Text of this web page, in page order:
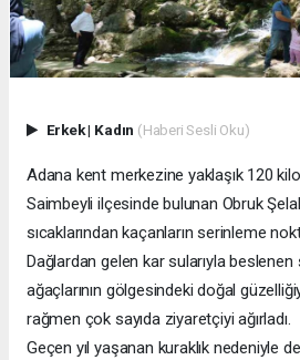
Erkek| Kadın (Haberi Sesli Oku)
Adana kent merkezine yaklaşık 120
Saimbeyli ilçesinde bulunan Obruk
sıcaklarından kaçanların serinleme
Dağlardan gelen kar sularıyla beslenen
ağaçlarının gölgesindeki doğal
rağmen çok sayıda ziyaretçiyi ağırladı.
Geçen yıl yaşanan kuraklık nedeniyle